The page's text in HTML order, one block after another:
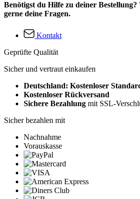
Benötigst du Hilfe zu deiner
gerne deine Fragen.
Kontakt
Geprüfte Qualität
Sicher und vertraut einkaufen
Deutschland: Kostenloser
Kostenloser Rückversand
Sichere Bezahlung mit SSL-
Sicher bezahlen mit
Nachnahme
Vorauskasse